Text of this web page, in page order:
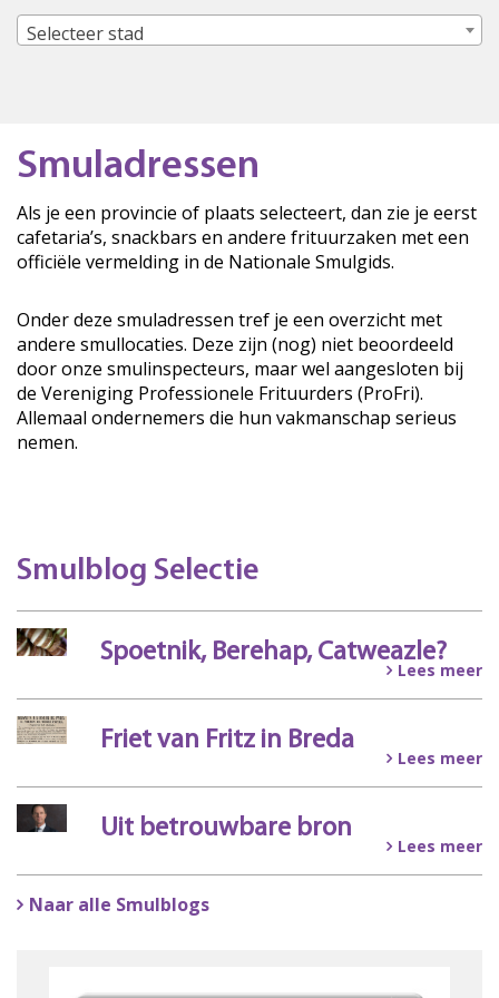
Selecteer stad
Smuladressen
Als je een provincie of plaats selecteert, dan zie je eerst
cafetaria’s, snackbars en andere frituurzaken met een
officiële vermelding in de Nationale Smulgids.
Onder deze smuladressen tref je een overzicht met
andere smullocaties. Deze zijn (nog) niet beoordeeld
door onze smulinspecteurs, maar wel aangesloten bij
de Vereniging Professionele Frituurders (ProFri).
Allemaal ondernemers die hun vakmanschap serieus
nemen.
Smulblog Selectie
Spoetnik, Berehap, Catweazle?
Lees meer
Friet van Fritz in Breda
Lees meer
Uit betrouwbare bron
Lees meer
Naar alle Smulblogs